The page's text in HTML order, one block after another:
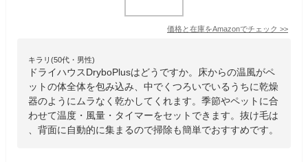
価格と在庫をAmazonでチェック >>
キラリ(50代・男性)
ドライハウスDryboPlusはどうですか。床からの温風がペ
ットの体全体を包み込み、中でくつろいでいるうちに乾燥
器のようにムラなく乾かしてくれます。季節やペットに合
わせて温度・風量・タイマーをセットできます。抜け毛は
、背面に自動的に集まるので掃除も簡単でおすすめです。